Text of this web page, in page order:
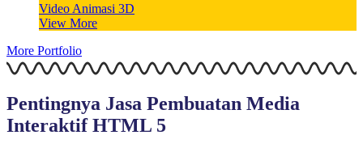
Video Animasi 3D
View More
More Portfolio
Pentingnya Jasa Pembuatan Media
Interaktif HTML 5